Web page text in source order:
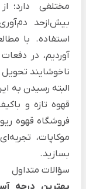
مختلفی دارد؛
بیش‌ازحد
استفاده. با
آوردیم، در
ناخوشایند
البته رسیدن به
قهوه تازه و
فروشگاه قهوه
موکاپات،
بسازید.
سؤالات متداول
بهترین درجه